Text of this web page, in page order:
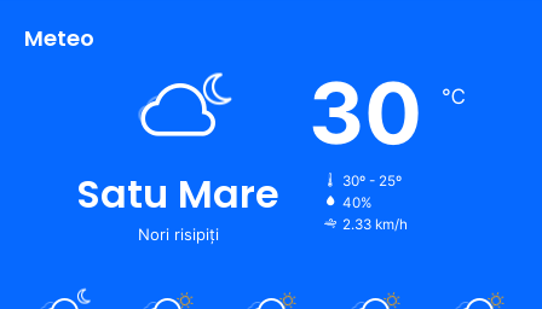
Meteo
Satu Mare
Nori risipiți
30 ℃
30º - 25º
40%
2.33 km/h